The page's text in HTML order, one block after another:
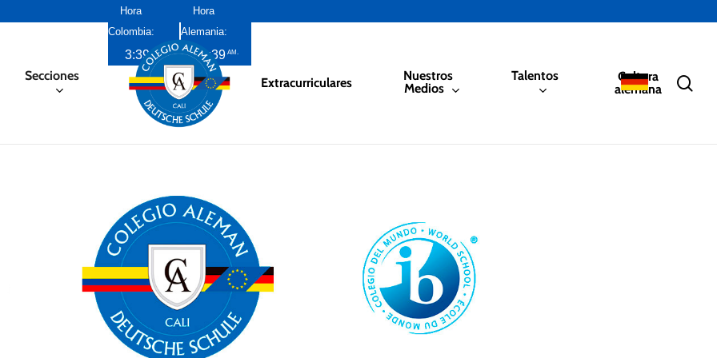
Hora
Colombia:
3:39 AM
Hora
Alemania:
10:39 AM
Secciones Extracurriculares
Nuestros
Medios
Talentos
Cultura
alemana